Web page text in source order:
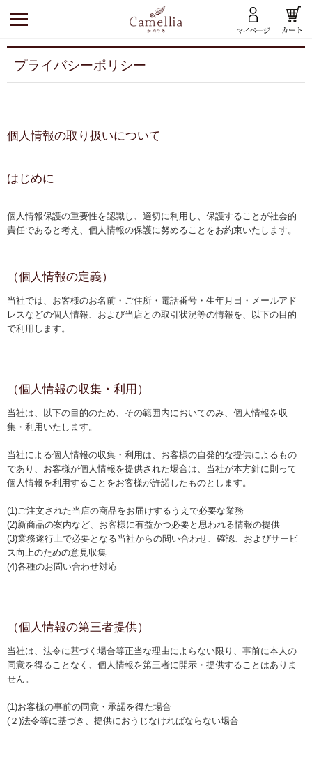
トップ
マイブレンド
香の雫 Aroma Drop
かめりあの商品
食品・茶器
かめりあの食品・茶器
ギフト
キャンペーン
コンセプト
ショッピングガイド
ショッピングガイド
はじめての方へ
特定商取引法に基づく表示
ポイントについて
よくある質問
お客様の声
プライバシーポリシー
個人情報の取り扱いについて
はじめに
個人情報保護の重要性を認識し、適切に利用し、保護することが社会的
責任であると考え、個人情報の保護に努めることをお約束いたします。
（個人情報の定義）
当社では、お客様のお名前・ご住所・電話番号・生年月日・メールアド
レスなどの個人情報、および当店との取引状況等の情報を、以下の目的
で利用します。
（個人情報の収集・利用）
当社は、以下の目的のため、その範囲内においてのみ、個人情報を収
集・利用いたします。
当社による個人情報の収集・利用は、お客様の自発的な提供によるもの
であり、お客様が個人情報を提供された場合は、当社が本方針に則って
個人情報を利用することをお客様が許諾したものとします。
(1)ご注文された当店の商品をお届けするうえで必要な業務
(2)新商品の案内など、お客様に有益かつ必要と思われる情報の提供
(3)業務遂行上で必要となる当社からの問い合わせ、確認、およびサービ
ス向上のための意見収集
(4)各種のお問い合わせ対応
（個人情報の第三者提供）
当社は、法令に基づく場合等正当な理由によらない限り、事前に本人の
同意を得ることなく、個人情報を第三者に開示・提供することはありま
せん。
(1)お客様の事前の同意・承諾を得た場合
(２)法令等に基づき、提供におうじなければならない場合